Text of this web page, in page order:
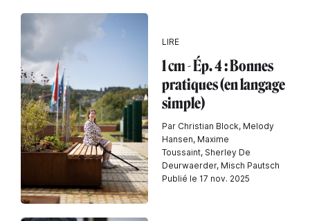
LIRE
1 cm - Ép. 4 : Bonnes
pratiques (en langage
simple)
Par Christian Block, Melody
Hansen, Maxime
Toussaint, Sherley De
Deurwaerder, Misch Pautsch
Publié le 17 nov. 2025